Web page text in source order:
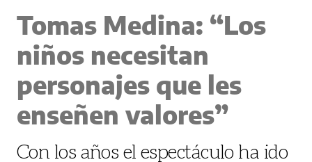
Tomas Medina: “Los
niños necesitan
personajes que les
enseñen valores”
Con los años el espectáculo ha ido